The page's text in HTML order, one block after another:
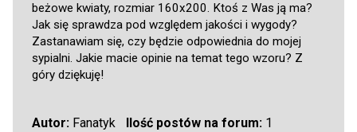
beżowe kwiaty, rozmiar 160x200. Ktoś z Was ją ma?
Jak się sprawdza pod względem jakości i wygody?
Zastanawiam się, czy będzie odpowiednia do mojej
sypialni. Jakie macie opinie na temat tego wzoru? Z
góry dziękuję!
Autor: Fanatyk Ilość postów na forum:1